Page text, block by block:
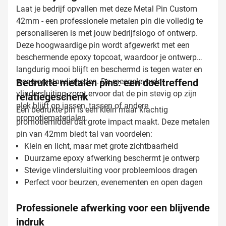
Laat je bedrijf opvallen met deze Metal Pin Custom
42mm - een professionele metalen pin die volledig te
personaliseren is met jouw bedrijfslogo of ontwerp.
Deze hoogwaardige pin wordt afgewerkt met een
beschermende epoxy topcoat, waardoor je ontwerp
langdurig mooi blijft en beschermd is tegen water en
weersomstandigheden. De meegeleverde
vlindersluiting zorgt ervoor dat de pin stevig op zijn
plek blijft op jassen, tassen of andere
promotiematerialen.
Bedrukte metalen pins: een doeltreffend
relatiegeschenk
Een bedrukte pin is een klein maar krachtig
promotiemiddel dat grote impact maakt. Deze metalen
pin van 42mm biedt tal van voordelen:
Klein en licht, maar met grote zichtbaarheid
Duurzame epoxy afwerking beschermt je ontwerp
Stevige vlindersluiting voor probleemloos dragen
Perfect voor beurzen, evenementen en open dagen
Professionele afwerking voor een blijvende
indruk